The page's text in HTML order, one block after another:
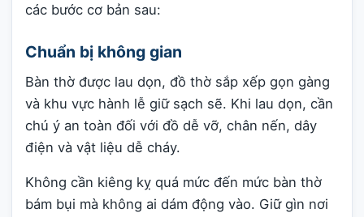
các bước cơ bản sau:
Chuẩn bị không gian
Bàn thờ được lau dọn, đồ thờ sắp xếp gọn gàng
và khu vực hành lễ giữ sạch sẽ. Khi lau dọn, cần
chú ý an toàn đối với đồ dễ vỡ, chân nến, dây
điện và vật liệu dễ cháy.
Không cần kiêng kỵ quá mức đến mức bàn thờ
bám bụi mà không ai dám động vào. Giữ gìn nơi